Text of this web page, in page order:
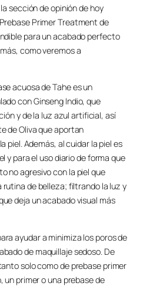
sección de opinión de hoy
Primer Treatment de
para un acabado perfecto
como veremos a
acuosa de Tahe es un
con Ginseng Indio, que
y de la luz azul artificial, así
de Oliva que aportan
piel. Además, al cuidar la piel es
y para el uso diario de forma que
no agresivo con la piel que
de belleza; filtrando la luz y
deja un acabado visual más
ayudar a minimiza los poros de
de maquillaje sedoso. De
solo como de prebase primer
un primer o una prebase de